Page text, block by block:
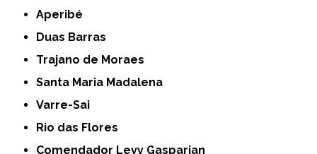
Aperibé
Duas Barras
Trajano de Moraes
Santa Maria Madalena
Varre-Sai
Rio das Flores
Comendador Levy Gasparian